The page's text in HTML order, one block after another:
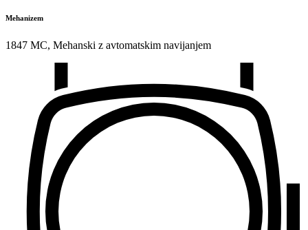
Mehanizem
1847 MC, Mehanski z avtomatskim navijanjem